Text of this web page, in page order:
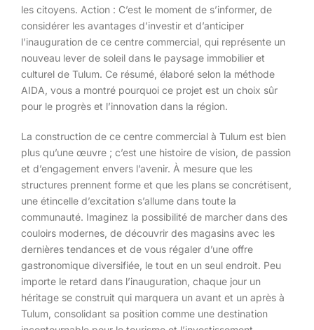
les citoyens. Action : C’est le moment de s’informer, de
considérer les avantages d’investir et d’anticiper
l’inauguration de ce centre commercial, qui représente un
nouveau lever de soleil dans le paysage immobilier et
culturel de Tulum. Ce résumé, élaboré selon la méthode
AIDA, vous a montré pourquoi ce projet est un choix sûr
pour le progrès et l’innovation dans la région.
La construction de ce centre commercial à Tulum est bien
plus qu’une œuvre ; c’est une histoire de vision, de passion
et d’engagement envers l’avenir. À mesure que les
structures prennent forme et que les plans se concrétisent,
une étincelle d’excitation s’allume dans toute la
communauté. Imaginez la possibilité de marcher dans des
couloirs modernes, de découvrir des magasins avec les
dernières tendances et de vous régaler d’une offre
gastronomique diversifiée, le tout en un seul endroit. Peu
importe le retard dans l’inauguration, chaque jour un
héritage se construit qui marquera un avant et un après à
Tulum, consolidant sa position comme une destination